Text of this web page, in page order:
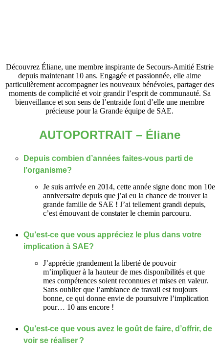
Découvrez Éliane, une membre inspirante de Secours-Amitié Estrie
depuis maintenant 10 ans. Engagée et passionnée, elle aime
particulièrement accompagner les nouveaux bénévoles, partager des
moments de complicité et voir grandir l’esprit de communauté. Sa
bienveillance et son sens de l’entraide font d’elle une membre
précieuse pour la Grande équipe de SAE.
AUTOPORTRAIT – Éliane
Depuis combien d’années faites-vous parti de
l’organisme?
Je suis arrivée en 2014, cette année signe donc mon 10e
anniversaire depuis que j’ai eu la chance de trouver la
grande famille de SAE ! J’ai tellement grandi depuis,
c’est émouvant de constater le chemin parcouru.
Qu’est-ce que vous appréciez le plus dans votre
implication à SAE?
J’apprécie grandement la liberté de pouvoir
m’impliquer à la hauteur de mes disponibilités et que
mes compétences soient reconnues et mises en valeur.
Sans oublier que l’ambiance de travail est toujours
bonne, ce qui donne envie de poursuivre l’implication
pour… 10 ans encore !
Qu’est-ce que vous avez le goût de faire, d’offrir, de
voir se réaliser ?